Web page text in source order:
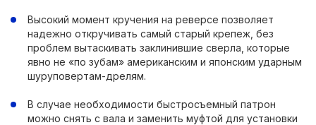
Высокий момент кручения на реверсе позволяет
надежно откручивать самый старый крепеж, без
проблем вытаскивать заклинившие сверла, которые
явно не «по зубам» американским и японским ударным
шуруповертам-дрелям.
В случае необходимости быстросъемный патрон
можно снять с вала и заменить муфтой для установки